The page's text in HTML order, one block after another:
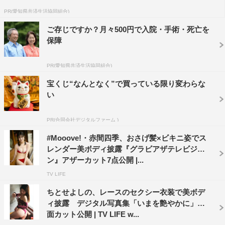
PR(愛知県共済生活協同組合)
ご存じですか？月々500円で入院・手術・死亡を
保障
PR(愛知県共済生活協同組合)
宝くじ“なんとなく”で買っている限り変わらな
い
PR(合同会社デジタルファーム )
#Mooove!・赤間四季、おさげ髪×ビキニ姿でス
レンダー美ボディ披露『グラビアザテレビジョ
ン』アザーカット7点公開 |...
TV LIFE
ちとせよしの、レースのセクシー衣装で美ボデ
ィ披露 デジタル写真集「いまを艶やかに」誌
面カット公開 | TV LIFE w...